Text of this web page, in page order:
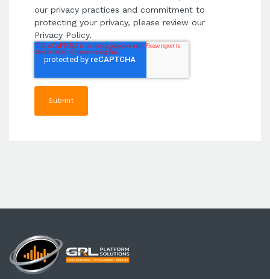
our privacy practices and commitment to
protecting your privacy, please review our
Privacy Policy.